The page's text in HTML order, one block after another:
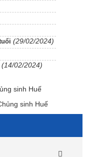
(29/02/2024)
(14/02/2024)